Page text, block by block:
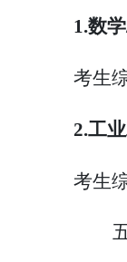
1.数
考生
2.工
考生